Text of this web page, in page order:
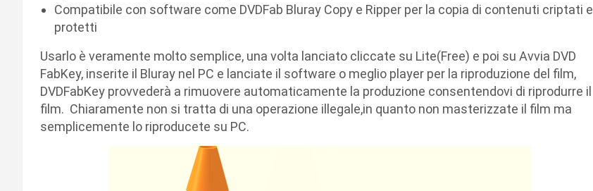
Compatibile con software come DVDFab Bluray Copy e Ripper per la copia di contenuti criptati e
protetti
Usarlo è veramente molto semplice, una volta lanciato cliccate su Lite(Free) e poi su Avvia DVD
FabKey, inserite il Bluray nel PC e lanciate il software o meglio player per la riproduzione del film,
DVDFabKey provvederà a rimuovere automaticamente la produzione consentendovi di riprodurre il
film. Chiaramente non si tratta di una operazione illegale,in quanto non masterizzate il film ma
semplicemente lo riproducete su PC.